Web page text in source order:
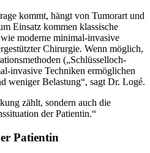
kommt, hängt von Tumorart und
Einsatz kommen klassische
moderne minimal-invasive
Chirurgie. Wenn möglich,
(„Schlüsselloch-
invasive Techniken ermöglichen
weniger Belastung“, sagt Dr. Logé.
zählt, sondern auch die
der Patientin.“
Patientin